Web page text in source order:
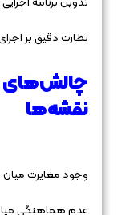
نظارت دقیق بر
چالش‌های
نقشه‌ها
وجود مغایرت
عدم هماهنگی